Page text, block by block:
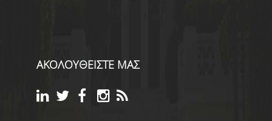
ΑΚΟΛΟΥΘΕΙΣΤΕ ΜΑΣ